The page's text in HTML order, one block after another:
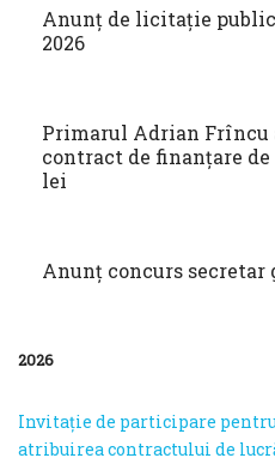
Anunț de licitație
2026
Primarul Adrian Frîncu
contract de finanțare
lei
Anunț concurs secretar
2026
Invitație de participare
atribuirea contractului de